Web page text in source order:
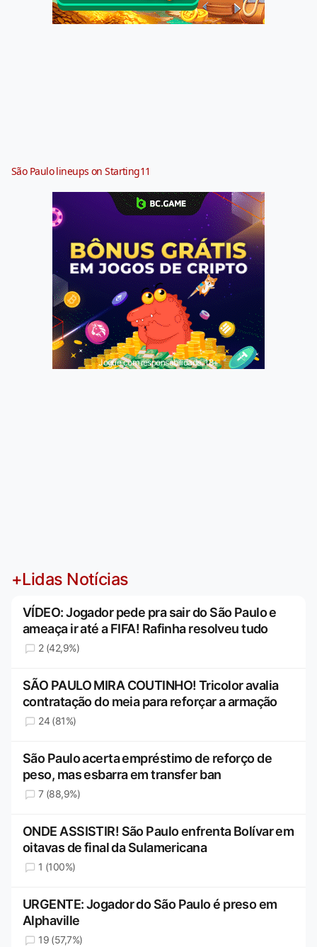
São Paulo lineups on Starting11
Jogue com responsabilidade. 18+
+Lidas Notícias
VÍDEO: Jogador pede pra sair do São Paulo e
ameaça ir até a FIFA! Rafinha resolveu tudo
2 (42,9%)
SÃO PAULO MIRA COUTINHO! Tricolor avalia
contratação do meia para reforçar a armação
24 (81%)
São Paulo acerta empréstimo de reforço de
peso, mas esbarra em transfer ban
7 (88,9%)
ONDE ASSISTIR! São Paulo enfrenta Bolívar em
oitavas de final da Sulamericana
1 (100%)
URGENTE: Jogador do São Paulo é preso em
Alphaville
19 (57,7%)